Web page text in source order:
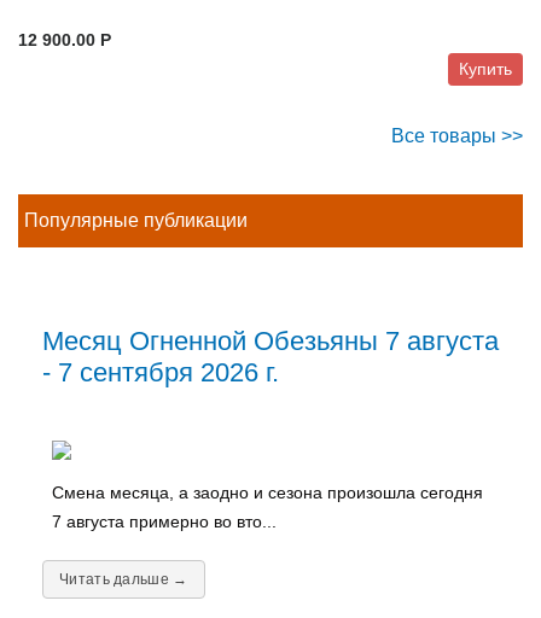
12 900.00 P
Купить
Все товары >>
Популярные публикации
Месяц Огненной Обезьяны 7 августа
- 7 сентября 2026 г.
Смена месяца, а заодно и сезона произошла сегодня
7 августа примерно во вто...
Читать дальше →